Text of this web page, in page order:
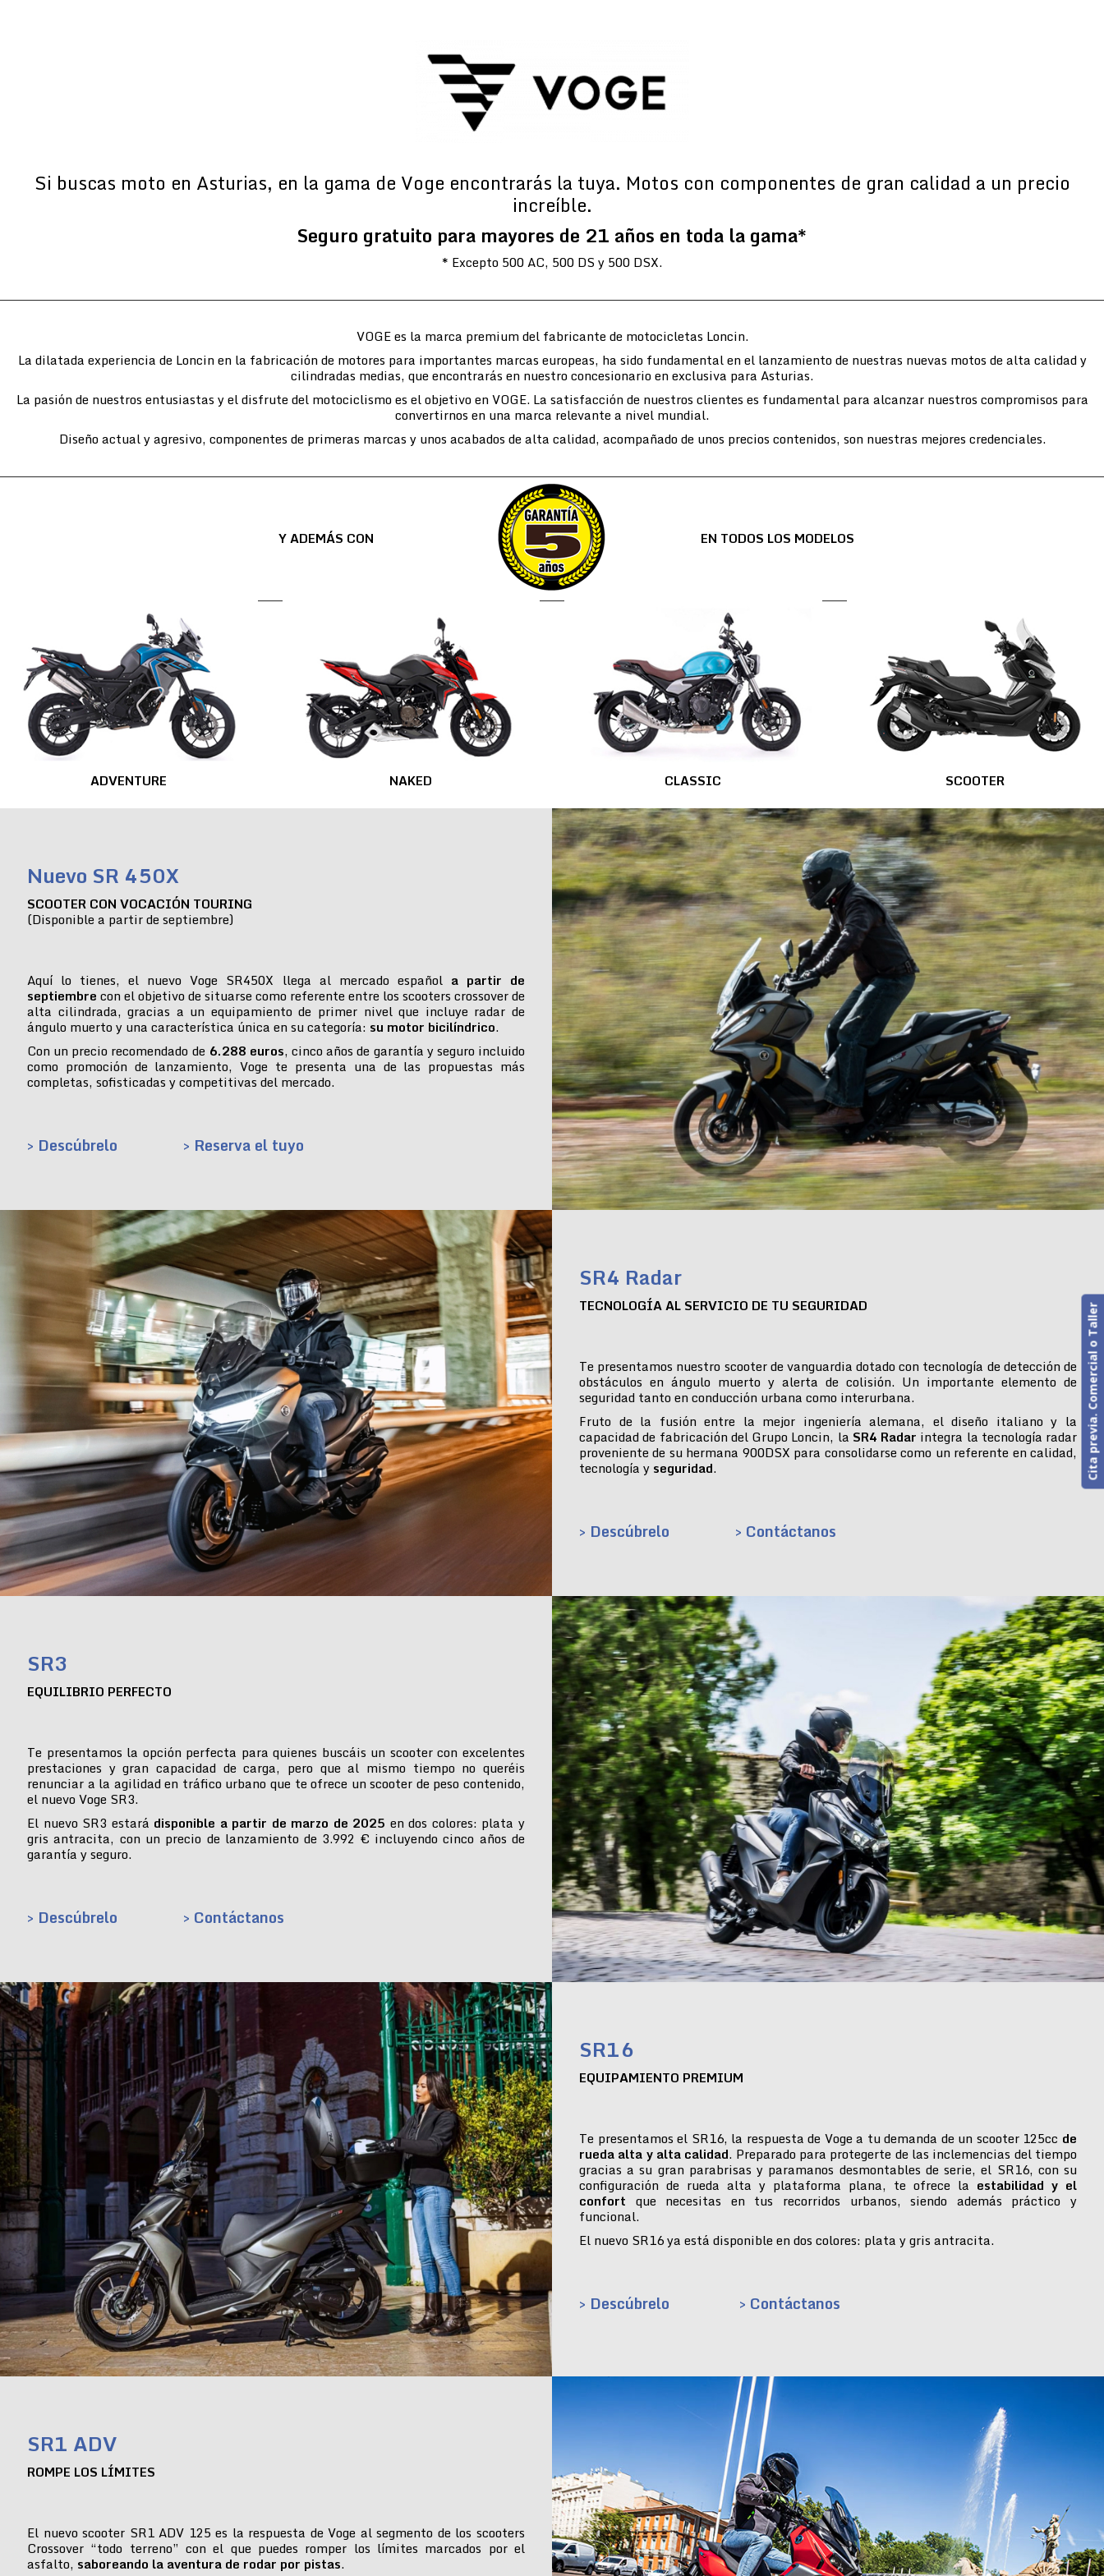
Si buscas moto en Asturias, en la gama de Voge encontrarás la tuya. Motos con componentes de gran calidad a un precio
increíble.
Seguro gratuito para mayores de 21 años en toda la gama*
* Excepto 500 AC, 500 DS y 500 DSX.
VOGE es la marca premium del fabricante de motocicletas Loncin.
La dilatada experiencia de Loncin en la fabricación de motores para importantes marcas europeas, ha sido fundamental en el lanzamiento de nuestras nuevas motos de alta calidad y
cilindradas medias, que encontrarás en nuestro concesionario en exclusiva para Asturias.
La pasión de nuestros entusiastas y el disfrute del motociclismo es el objetivo en VOGE. La satisfacción de nuestros clientes es fundamental para alcanzar nuestros compromisos para
convertirnos en una marca relevante a nivel mundial.
Diseño actual y agresivo, componentes de primeras marcas y unos acabados de alta calidad, acompañado de unos precios contenidos, son nuestras mejores credenciales.
Y ADEMÁS CON EN TODOS LOS MODELOS
ADVENTURE NAKED CLASSIC SCOOTER
Nuevo SR 450X
SCOOTER CON VOCACIÓN TOURING
(Disponible a partir de septiembre)
Aquí lo tienes, el nuevo Voge SR450X llega al mercado español a partir de
septiembre con el objetivo de situarse como referente entre los scooters crossover de
alta cilindrada, gracias a un equipamiento de primer nivel que incluye radar de
ángulo muerto y una característica única en su categoría: su motor bicilíndrico.
Con un precio recomendado de 6.288 euros, cinco años de garantía y seguro incluido
como promoción de lanzamiento, Voge te presenta una de las propuestas más
completas, sofisticadas y competitivas del mercado.
> Descúbrelo > Reserva el tuyo
SR4 Radar
TECNOLOGÍA AL SERVICIO DE TU SEGURIDAD
Te presentamos nuestro scooter de vanguardia dotado con tecnología de detección de
obstáculos en ángulo muerto y alerta de colisión. Un importante elemento de
seguridad tanto en conducción urbana como interurbana.
Fruto de la fusión entre la mejor ingeniería alemana, el diseño italiano y la
capacidad de fabricación del Grupo Loncin, la SR4 Radar integra la tecnología radar
proveniente de su hermana 900DSX para consolidarse como un referente en calidad,
tecnología y seguridad.
> Descúbrelo > Contáctanos
SR3
EQUILIBRIO PERFECTO
Te presentamos la opción perfecta para quienes buscáis un scooter con excelentes
prestaciones y gran capacidad de carga, pero que al mismo tiempo no queréis
renunciar a la agilidad en tráfico urbano que te ofrece un scooter de peso contenido,
el nuevo Voge SR3.
El nuevo SR3 estará disponible a partir de marzo de 2025 en dos colores: plata y
gris antracita, con un precio de lanzamiento de 3.992 € incluyendo cinco años de
garantía y seguro.
> Descúbrelo > Contáctanos
SR16
EQUIPAMIENTO PREMIUM
Te presentamos el SR16, la respuesta de Voge a tu demanda de un scooter 125cc de
rueda alta y alta calidad. Preparado para protegerte de las inclemencias del tiempo
gracias a su gran parabrisas y paramanos desmontables de serie, el SR16, con su
configuración de rueda alta y plataforma plana, te ofrece la estabilidad y el
confort que necesitas en tus recorridos urbanos, siendo además práctico y
funcional.
El nuevo SR16 ya está disponible en dos colores: plata y gris antracita.
> Descúbrelo > Contáctanos
SR1 ADV
ROMPE LOS LÍMITES
El nuevo scooter SR1 ADV 125 es la respuesta de Voge al segmento de los scooters
Crossover “todo terreno” con el que puedes romper los límites marcados por el
asfalto, saboreando la aventura de rodar por pistas.
Cita previa. Comercial o Taller